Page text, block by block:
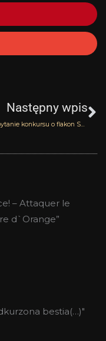
Następny wpis
Drugie pytanie konkursu o flakon Salim Bagh 1619 Tabacora Parfums
– Attaquer le
d`Orange”
bestia(…)"